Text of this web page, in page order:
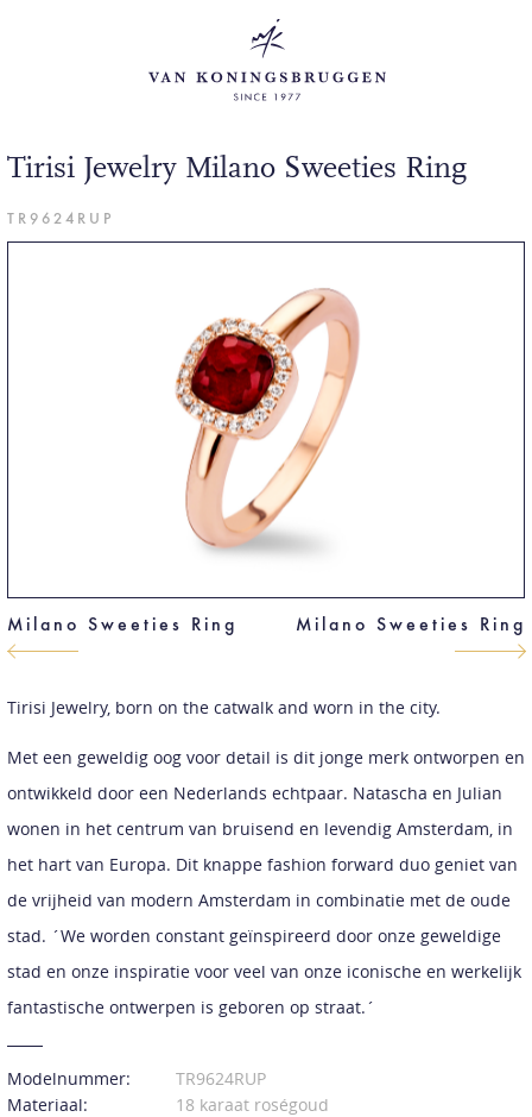
Tirisi Jewelry Milano Sweeties Ring
TR9624RUP
Milano Sweeties Ring Milano Sweeties Ring
Tirisi Jewelry, born on the catwalk and worn in the city.
Met een geweldig oog voor detail is dit jonge merk ontworpen en
ontwikkeld door een Nederlands echtpaar. Natascha en Julian
wonen in het centrum van bruisend en levendig Amsterdam, in
het hart van Europa. Dit knappe fashion forward duo geniet van
de vrijheid van modern Amsterdam in combinatie met de oude
stad. ´We worden constant geïnspireerd door onze geweldige
stad en onze inspiratie voor veel van onze iconische en werkelijk
fantastische ontwerpen is geboren op straat.´
Modelnummer:
TR9624RUP
Materiaal:
18 karaat roségoud